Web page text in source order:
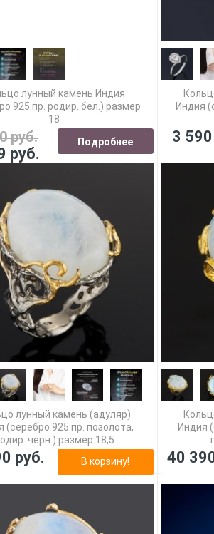
лунный камень Индия
925 пр. родир. бел.) размер
18
руб.
руб.
Подробнее
Индия
3
лунный камень (адуляр)
(серебро 925 пр. позолота,
черн.) размер 18,5
руб. В корзину!
Индия
40